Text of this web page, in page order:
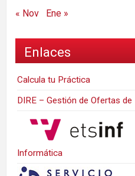
« Nov Ene »
Enlaces
Calcula tu Práctica
DIRE – Gestión de Ofertas
Informática